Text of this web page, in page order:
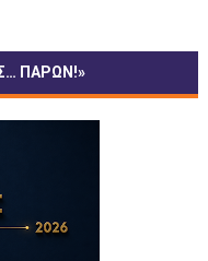
ΠΑΡΩΝ!»